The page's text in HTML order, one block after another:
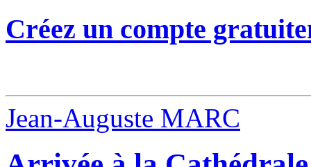
Créez un compte
Jean-Auguste MARC